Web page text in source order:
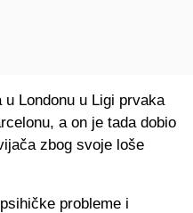
Londonu u Ligi prvaka
a on je tada dobio
zbog svoje loše
probleme i